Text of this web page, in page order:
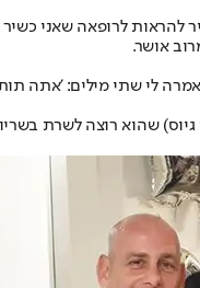
אושר.
לי שתי מילים: 'אתה
שהוא רוצה לשרת